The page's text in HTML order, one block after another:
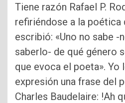
Tiene razón Rafael P.
refiriéndose a la poética
escribió: «Uno no sabe -
saberlo- de qué género
que evoca el poeta». Yo
expresión una frase del
Charles Baudelaire: !Ah